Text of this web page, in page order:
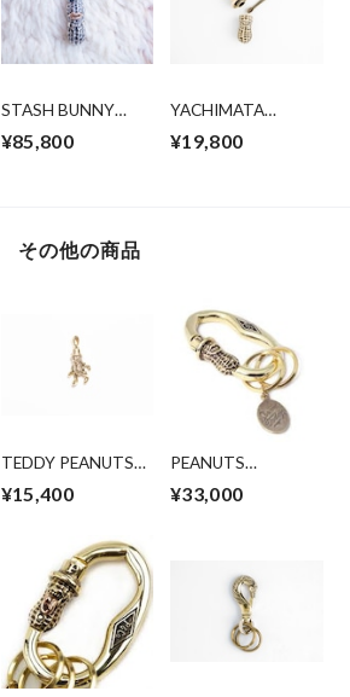
STASH BUNNY
10k pink gold
¥85,800
YACHIMATA
¥19,800
その他の商品
TEDDY PEANUTS
¥15,400
PEANUTS
¥33,000